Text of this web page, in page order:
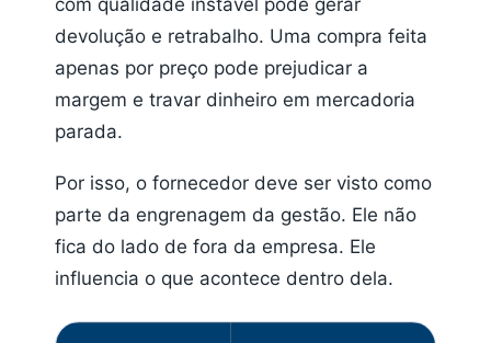
com qualidade instável pode gerar
devolução e retrabalho. Uma compra feita
apenas por preço pode prejudicar a
margem e travar dinheiro em mercadoria
parada.
Por isso, o fornecedor deve ser visto como
parte da engrenagem da gestão. Ele não
fica do lado de fora da empresa. Ele
influencia o que acontece dentro dela.